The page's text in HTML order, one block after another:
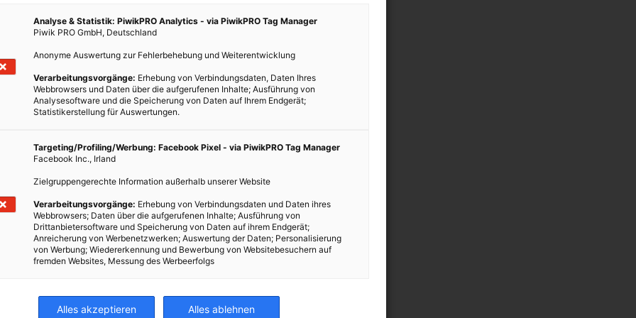
vor Sonneneinstrahlung zu schützen um einen
wie Markisen, Rollos, vorspringende Dächer
Ausschalten unnötiger Beleuchtung und Elektrogeräte,
ohne Klimagerät.
sich dem Thema „Schritt für Schritt zur thermischen
Analyse & Statistik: PiwikPRO Analytics - via PiwikPRO Tag Manager
Piwik PRO GmbH, Deutschland
Anonyme Auswertung zur Fehlerbehebung und Weiterentwicklung
Verarbeitungsvorgänge: Erhebung von Verbindungsdaten, Daten Ihres
Webbrowsers und Daten über die aufgerufenen Inhalte; Ausführung von
Analysesoftware und die Speicherung von Daten auf Ihrem Endgerät;
Statistikerstellung für Auswertungen.
Targeting/Profiling/Werbung: Facebook Pixel - via PiwikPRO Tag Manager
Facebook Inc., Irland
Zielgruppengerechte Information außerhalb unserer Website
Verarbeitungsvorgänge: Erhebung von Verbindungsdaten und Daten ihres
Webbrowsers; Daten über die aufgerufenen Inhalte; Ausführung von
Drittanbietersoftware und Speicherung von Daten auf ihrem Endgerät;
Anreicherung von Werbenetzwerken; Auswertung der Daten; Personalisierung
von Werbung; Wiedererkennung und Bewerbung von Websitebesuchern auf
fremden Websites, Messung des Werbeerfolgs
Alles akzeptieren Alles ablehnen